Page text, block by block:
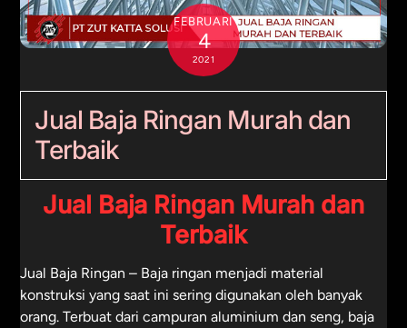
FEBRUARI
4
2021
Jual Baja Ringan Murah dan
Terbaik
Jual Baja Ringan Murah dan
Terbaik
Jual Baja Ringan – Baja ringan menjadi material
konstruksi yang saat ini sering digunakan oleh banyak
orang. Terbuat dari campuran aluminium dan seng, baja